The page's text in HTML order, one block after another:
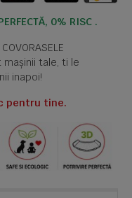
0% RISC .
tale, ti le
inapoi!
pentru tine.